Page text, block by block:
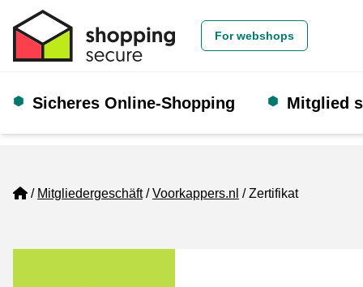
For webshops
Sicheres Online-Shopping Mitglied
Home
Mitgliedergeschäft Voorkappers.nl Zertifikat